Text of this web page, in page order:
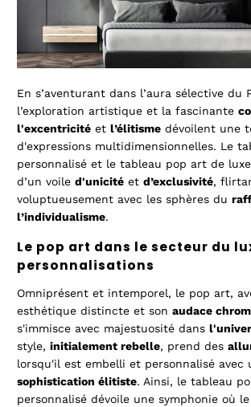
En s’aventurant dans l’aura sélective du
l’exploration artistique et la fascinante
l'excentricité etl’élitisme dévoilent une
d'expressions multidimensionnelles. Le
personnalisé et le tableau pop art de
d’un voiled'unicité etd’exclusivité,
voluptueusement avec les sphères du
l’individualisme.
Le pop art dans le secteur du
personnalisations
Omniprésent et intemporel, le pop art,
esthétique distincte et sonaudace
s'immisce avec majestuosité dans
style,initialement rebelle, prend des
lorsqu'il est embelli et personnalisé avec
sophistication élitiste. Ainsi, letableau
personnalisé dévoile une symphonie où